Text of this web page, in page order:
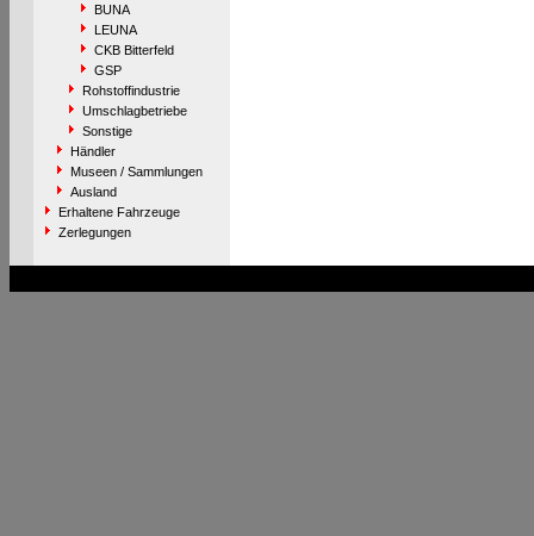
BUNA
LEUNA
CKB Bitterfeld
GSP
Rohstoffindustrie
Umschlagbetriebe
Sonstige
Händler
Museen / Sammlungen
Ausland
Erhaltene Fahrzeuge
Zerlegungen